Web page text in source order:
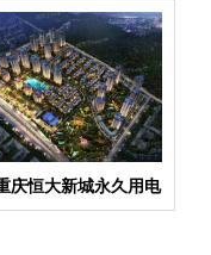
庆恒大新城永久用电
程】变压器减震器